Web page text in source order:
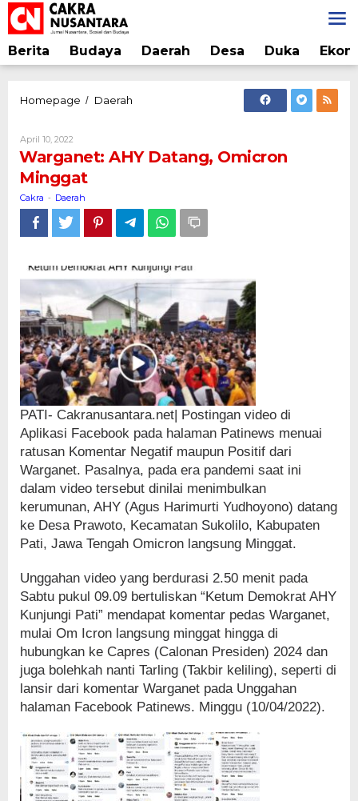
Lewati
ke
konten
Berita Budaya Daerah Desa Duka
Homepage / Daerah
Minggat
April 10, 2022
Cakra
Warganet: AHY Datang, Omicron
Minggat
Cakra - Daerah
PATI- Cakranusantara.net| Postingan video di
Aplikasi Facebook pada halaman Patinews menuai
ratusan Komentar Negatif maupun Positif dari
Warganet. Pasalnya, pada era pandemi saat ini
dalam video tersebut dinilai menimbulkan
kerumunan, AHY (Agus Harimurti Yudhoyono) datang
ke Desa Prawoto, Kecamatan Sukolilo, Kabupaten
Pati, Jawa Tengah Omicron langsung Minggat.
Unggahan video yang berdurasi 2.50 menit pada
Sabtu pukul 09.09 bertuliskan “Ketum Demokrat AHY
Kunjungi Pati” mendapat komentar pedas Warganet,
mulai Om Icron langsung minggat hingga di
hubungkan ke Capres (Calonan Presiden) 2024 dan
juga bolehkah nanti Tarling (Takbir keliling), seperti di
lansir dari komentar Warganet pada Unggahan
halaman Facebook Patinews. Minggu (10/04/2022).